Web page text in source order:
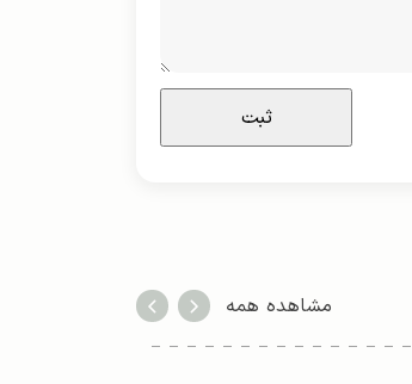
مشاهده همه